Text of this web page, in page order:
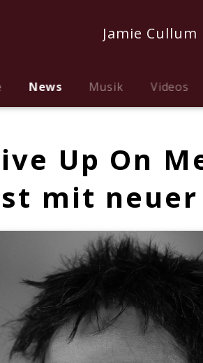
Jamie Cullum
News Musik Videos
Up On
mit